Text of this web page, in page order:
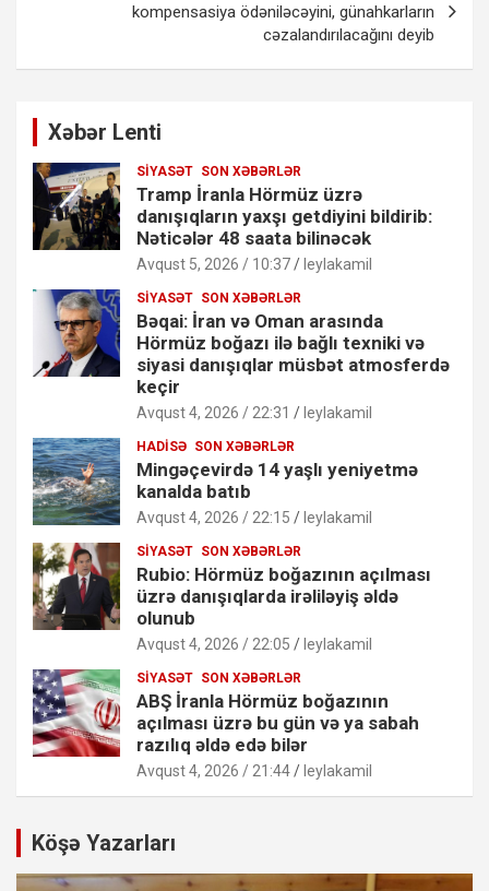
kompensasiya ödəniləcəyini, günahkarların
cəzalandırılacağını deyib
Xəbər Lenti
SIYASƏT SON XƏBƏRLƏR
Tramp İranla Hörmüz üzrə
danışıqların yaxşı getdiyini bildirib:
Nəticələr 48 saata bilinəcək
Avqust 5, 2026 / 10:37 leylakamil
SIYASƏT SON XƏBƏRLƏR
Bəqai: İran və Oman arasında
Hörmüz boğazı ilə bağlı texniki və
siyasi danışıqlar müsbət atmosferdə
keçir
Avqust 4, 2026 / 22:31 leylakamil
HADISƏ SON XƏBƏRLƏR
Mingəçevirdə 14 yaşlı yeniyetmə
kanalda batıb
Avqust 4, 2026 / 22:15 leylakamil
SIYASƏT SON XƏBƏRLƏR
Rubio: Hörmüz boğazının açılması
üzrə danışıqlarda irəliləyiş əldə
olunub
Avqust 4, 2026 / 22:05 leylakamil
SIYASƏT SON XƏBƏRLƏR
ABŞ İranla Hörmüz boğazının
açılması üzrə bu gün və ya sabah
razılıq əldə edə bilər
Avqust 4, 2026 / 21:44 leylakamil
Köşə Yazarları